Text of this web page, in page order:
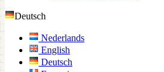
Deutsch
Nederlands
English
Deutsch